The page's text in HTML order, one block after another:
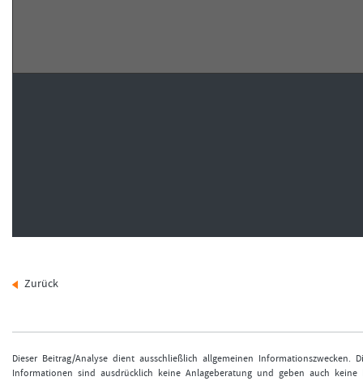
Zurück
Dieser Beitrag/Analyse dient ausschließlich allgemeinen
Informationen sind ausdrücklich keine Anlageberatung und geben auch